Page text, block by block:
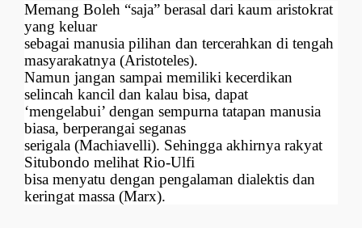
Memang Boleh “saja” berasal dari kaum aristokrat
yang keluar
sebagai manusia pilihan dan tercerahkan di tengah
masyarakatnya (Aristoteles).
Namun jangan sampai memiliki kecerdikan
selincah kancil dan kalau bisa, dapat
‘mengelabui’ dengan sempurna tatapan manusia
biasa, berperangai seganas
serigala (Machiavelli). Sehingga akhirnya rakyat
Situbondo melihat Rio-Ulfi
bisa menyatu dengan pengalaman dialektis dan
keringat massa (Marx).